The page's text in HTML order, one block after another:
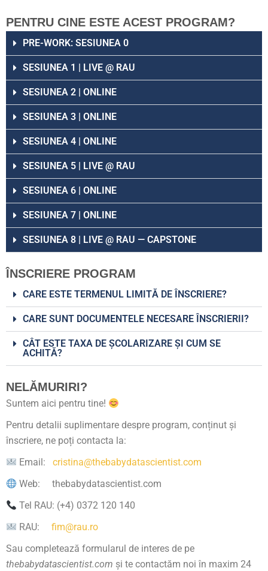
PENTRU CINE ESTE ACEST PROGRAM?
PRE-WORK: SESIUNEA 0
SESIUNEA 1 | LIVE @ RAU
SESIUNEA 2 | ONLINE
SESIUNEA 3 | ONLINE
SESIUNEA 4 | ONLINE
SESIUNEA 5 | LIVE @ RAU
SESIUNEA 6 | ONLINE
SESIUNEA 7 | ONLINE
SESIUNEA 8 | LIVE @ RAU — CAPSTONE
ÎNSCRIERE PROGRAM
CARE ESTE TERMENUL LIMITĂ DE ÎNSCRIERE?
CARE SUNT DOCUMENTELE NECESARE ÎNSCRIERII?
CÂT ESTE TAXA DE ȘCOLARIZARE ȘI CUM SE
ACHITĂ?
NELĂMURIRI?
Suntem aici pentru tine!
Pentru detalii suplimentare despre program, conținut și
înscriere, ne poți contacta la:
Email:cristina@thebabydatascientist.com
Web: thebabydatascientist.com
Tel RAU: (+4) 0372 120 140
RAU:fim@rau.ro
Sau completează formularul de interes de pe
thebabydatascientist.com și te contactăm noi în maxim 24